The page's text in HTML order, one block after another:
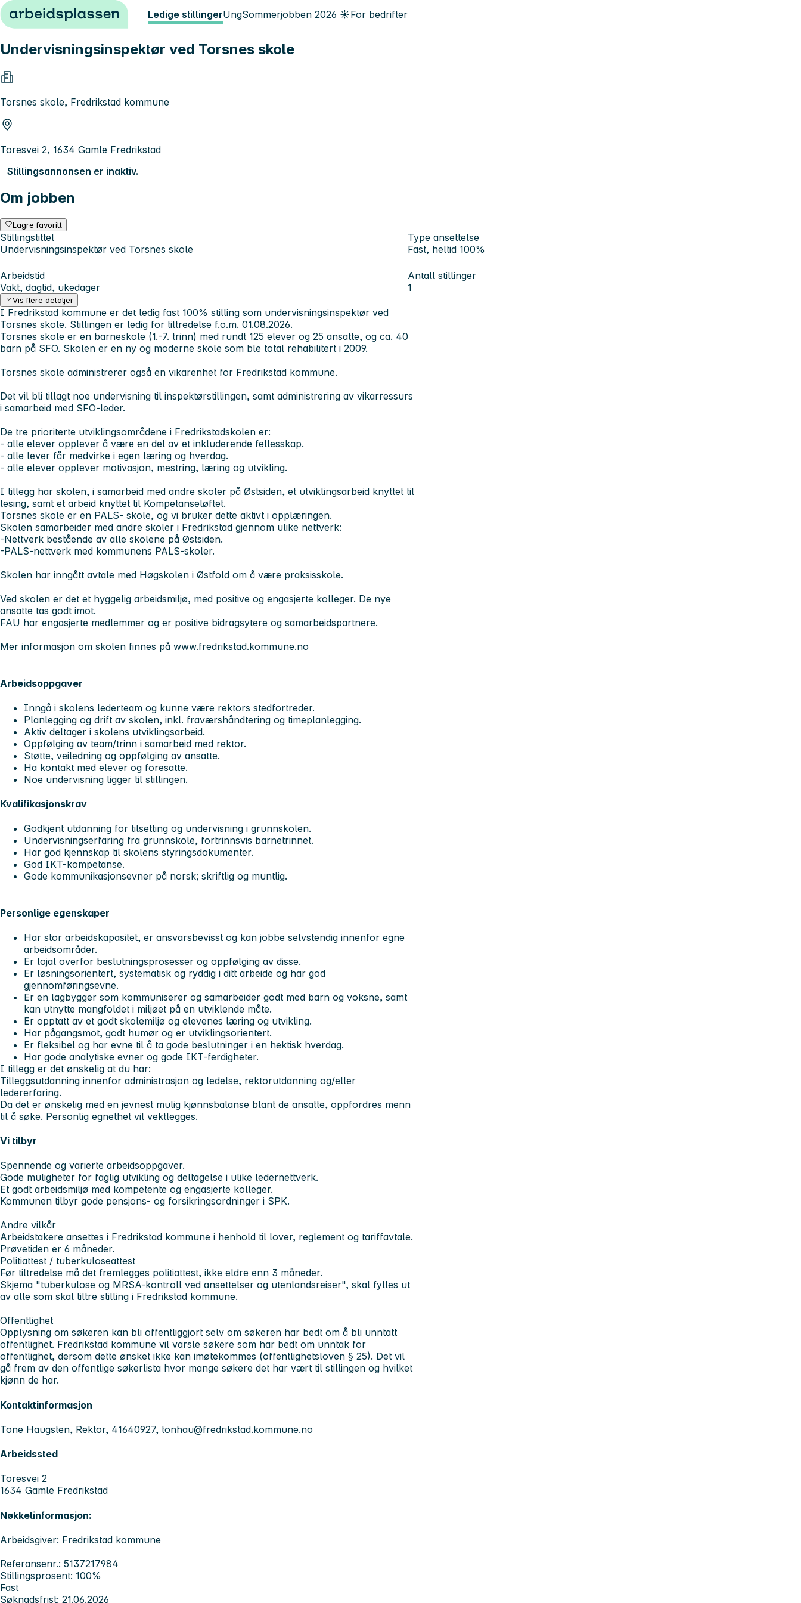
Hopp til innhold Ledige stillingerUngSommerjobben 2026 ☀️For bedrifter
Undervisningsinspektør ved Torsnes skole
Torsnes skole, Fredrikstad kommune
Toresvei 2, 1634 Gamle Fredrikstad
Stillingsannonsen er inaktiv.
Om jobben
Lagre favoritt
Stillingstittel
Undervisningsinspektør ved Torsnes skole
Type ansettelse
Fast, heltid 100%
Arbeidstid
Vakt, dagtid, ukedager
Antall stillinger
1
Vis flere detaljer
I Fredrikstad kommune er det ledig fast 100% stilling som undervisningsinspektør ved
Torsnes skole. Stillingen er ledig for tiltredelse f.o.m. 01.08.2026.
Torsnes skole er en barneskole (1.-7. trinn) med rundt 125 elever og 25 ansatte, og ca. 40
barn på SFO. Skolen er en ny og moderne skole som ble total rehabilitert i 2009.
Torsnes skole administrerer også en vikarenhet for Fredrikstad kommune.
Det vil bli tillagt noe undervisning til inspektørstillingen, samt administrering av vikarressurs
i samarbeid med SFO-leder.
De tre prioriterte utviklingsområdene i Fredrikstadskolen er:
- alle elever opplever å være en del av et inkluderende fellesskap.
- alle lever får medvirke i egen læring og hverdag.
- alle elever opplever motivasjon, mestring, læring og utvikling.
I tillegg har skolen, i samarbeid med andre skoler på Østsiden, et utviklingsarbeid knyttet til
lesing, samt et arbeid knyttet til Kompetanseløftet.
Torsnes skole er en PALS- skole, og vi bruker dette aktivt i opplæringen.
Skolen samarbeider med andre skoler i Fredrikstad gjennom ulike nettverk:
-Nettverk bestående av alle skolene på Østsiden.
-PALS-nettverk med kommunens PALS-skoler.
Skolen har inngått avtale med Høgskolen i Østfold om å være praksisskole.
Ved skolen er det et hyggelig arbeidsmiljø, med positive og engasjerte kolleger. De nye
ansatte tas godt imot.
FAU har engasjerte medlemmer og er positive bidragsytere og samarbeidspartnere.
Mer informasjon om skolen finnes på www.fredrikstad.kommune.no
Arbeidsoppgaver
Inngå i skolens lederteam og kunne være rektors stedfortreder.
Planlegging og drift av skolen, inkl. fraværshåndtering og timeplanlegging.
Aktiv deltager i skolens utviklingsarbeid.
Oppfølging av team/trinn i samarbeid med rektor.
Støtte, veiledning og oppfølging av ansatte.
Ha kontakt med elever og foresatte.
Noe undervisning ligger til stillingen.
Kvalifikasjonskrav
Godkjent utdanning for tilsetting og undervisning i grunnskolen.
Undervisningserfaring fra grunnskole, fortrinnsvis barnetrinnet.
Har god kjennskap til skolens styringsdokumenter.
God IKT-kompetanse.
Gode kommunikasjonsevner på norsk; skriftlig og muntlig.
Personlige egenskaper
Har stor arbeidskapasitet, er ansvarsbevisst og kan jobbe selvstendig innenfor egne
arbeidsområder.
Er lojal overfor beslutningsprosesser og oppfølging av disse.
Er løsningsorientert, systematisk og ryddig i ditt arbeide og har god
gjennomføringsevne.
Er en lagbygger som kommuniserer og samarbeider godt med barn og voksne, samt
kan utnytte mangfoldet i miljøet på en utviklende måte.
Er opptatt av et godt skolemiljø og elevenes læring og utvikling.
Har pågangsmot, godt humør og er utviklingsorientert.
Er fleksibel og har evne til å ta gode beslutninger i en hektisk hverdag.
Har gode analytiske evner og gode IKT-ferdigheter.
I tillegg er det ønskelig at du har:
Tilleggsutdanning innenfor administrasjon og ledelse, rektorutdanning og/eller
ledererfaring.
Da det er ønskelig med en jevnest mulig kjønnsbalanse blant de ansatte, oppfordres menn
til å søke. Personlig egnethet vil vektlegges.
Vi tilbyr
Spennende og varierte arbeidsoppgaver.
Gode muligheter for faglig utvikling og deltagelse i ulike ledernettverk.
Et godt arbeidsmiljø med kompetente og engasjerte kolleger.
Kommunen tilbyr gode pensjons- og forsikringsordninger i SPK.
Andre vilkår
Arbeidstakere ansettes i Fredrikstad kommune i henhold til lover, reglement og tariffavtale.
Prøvetiden er 6 måneder.
Politiattest / tuberkuloseattest
Før tiltredelse må det fremlegges politiattest, ikke eldre enn 3 måneder.
Skjema "tuberkulose og MRSA-kontroll ved ansettelser og utenlandsreiser", skal fylles ut
av alle som skal tiltre stilling i Fredrikstad kommune.
Offentlighet
Opplysning om søkeren kan bli offentliggjort selv om søkeren har bedt om å bli unntatt
offentlighet. Fredrikstad kommune vil varsle søkere som har bedt om unntak for
offentlighet, dersom dette ønsket ikke kan imøtekommes (offentlighetsloven § 25). Det vil
gå frem av den offentlige søkerlista hvor mange søkere det har vært til stillingen og hvilket
kjønn de har.
Kontaktinformasjon
Tone Haugsten, Rektor, 41640927, tonhau@fredrikstad.kommune.no
Arbeidssted
Toresvei 2
1634 Gamle Fredrikstad
Nøkkelinformasjon:
Arbeidsgiver: Fredrikstad kommune
Referansenr.: 5137217984
Stillingsprosent: 100%
Fast
Søknadsfrist: 21.06.2026